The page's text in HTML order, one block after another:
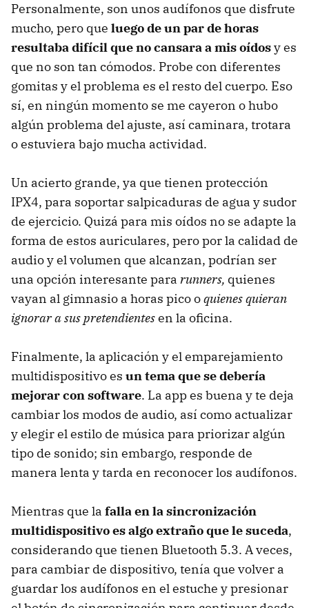
Personalmente, son unos audífonos que disfrute
mucho, pero que luego de un par de horas
resultaba difícil que no cansara a mis oídosy es
que no son tan cómodos. Probe con diferentes
gomitas y el problema es el resto del cuerpo. Eso
sí, en ningún momento se me cayeron o hubo
algún problema del ajuste, así caminara, trotara
o estuviera bajo mucha actividad.
Un acierto grande, ya que tienen protección
IPX4, para soportar salpicaduras de agua y sudor
de ejercicio. Quizá para mis oídos no se adapte la
forma de estos auriculares, pero por la calidad de
audio y el volumen que alcanzan, podrían ser
una opción interesante para runners, quienes
vayan al gimnasio a horas pico oquienes quieran
ignorar a sus pretendientesen la oficina.
Finalmente, la aplicación y el emparejamiento
multidispositivo es un tema que se debería
mejorar con software. La app es buena y te deja
cambiar los modos de audio, así como actualizar
y elegir el estilo de música para priorizar algún
tipo de sonido; sin embargo, responde de
manera lenta y tarda en reconocer los audífonos.
Mientras que la falla en la sincronización
multidispositivo es algo extraño que le suceda,
considerando que tienen Bluetooth 5.3. A veces,
para cambiar de dispositivo, tenía que volver a
guardar los audífonos en el estuche y presionar